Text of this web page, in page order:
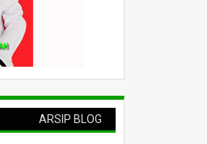
ARSIP BLOG